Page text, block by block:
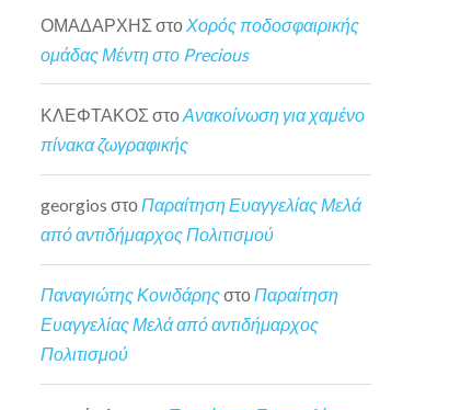
ΟΜΑΔΑΡΧΗΣ στο Χορός ποδοσφαιρικής
ομάδας Μέντη στο Precious
ΚΛΕΦΤΑΚΟΣ στοΑνακοίνωση για χαμένο
πίνακα ζωγραφικής
georgios στοΠαραίτηση Ευαγγελίας Μελά
από αντιδήμαρχος Πολιτισμού
Παναγιώτης ΚονιδάρηςστοΠαραίτηση
Ευαγγελίας Μελά από αντιδήμαρχος
Πολιτισμού